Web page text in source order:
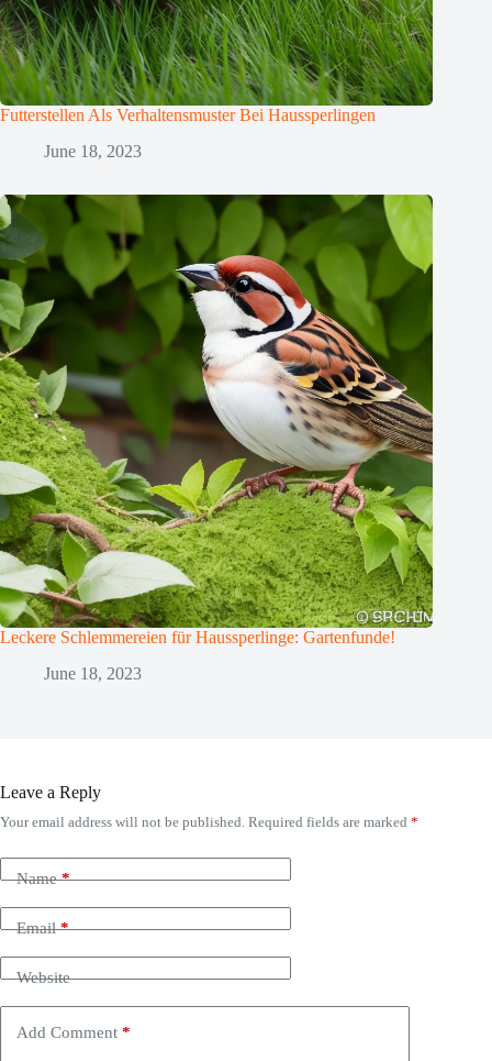
Futterstellen Als Verhaltensmuster Bei Haussperlingen
June 18, 2023
Leckere Schlemmereien für Haussperlinge: Gartenfunde!
June 18, 2023
Leave a Reply
Your email address will not be published. Required fields are marked *
Name*
Email*
Website
Add Comment *